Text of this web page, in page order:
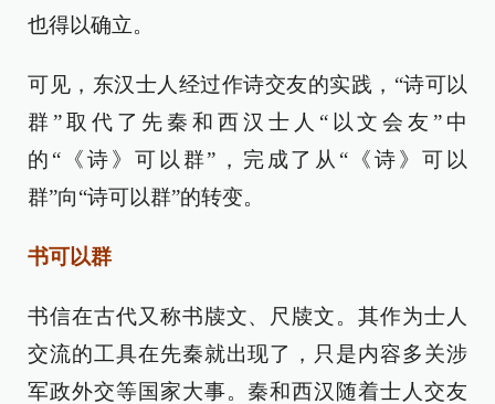
也得以确立。
可见，东汉士人经过作诗交友的实践，“诗可以
群”取代了先秦和西汉士人“以文会友”中
的“《诗》可以群”，完成了从“《诗》可以
群”向“诗可以群”的转变。
书可以群
书信在古代又称书牍文、尺牍文。其作为士人
交流的工具在先秦就出现了，只是内容多关涉
军政外交等国家大事。秦和西汉随着士人交友